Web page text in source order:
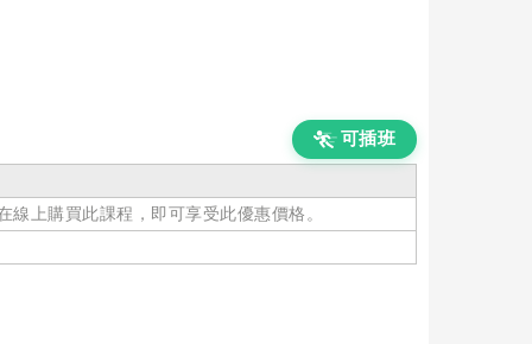
可插班
線上購買此課程，即可享受此優惠價格。